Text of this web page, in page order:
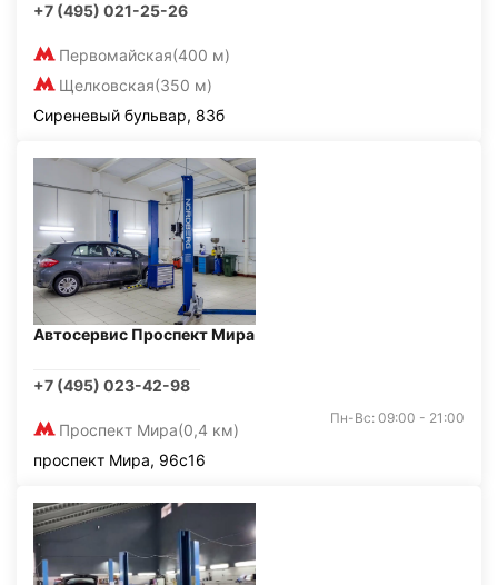
+7 (495) 021-25-26
Первомайская(400 м)
Щелковская(350 м)
Сиреневый бульвар, 83б
Автосервис Проспект Мира
+7 (495) 023-42-98
Проспект Мира(0,4 км)
Пн-Вс: 09:00 - 21:00
проспект Мира, 96с16